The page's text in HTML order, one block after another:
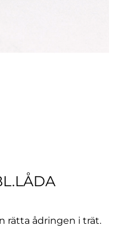
rätta ådringen i trät.